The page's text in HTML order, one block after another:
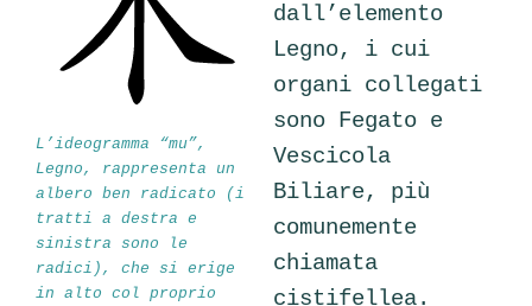
L’ideogramma “mu”,
Legno, rappresenta un
albero ben radicato (i
tratti a destra e
sinistra sono le
radici), che si erige
in alto col proprio
dall’elemento
Legno, i cui
organi collegati
sono Fegato e
Vescicola
Biliare, più
comunemente
chiamata
cistifellea.